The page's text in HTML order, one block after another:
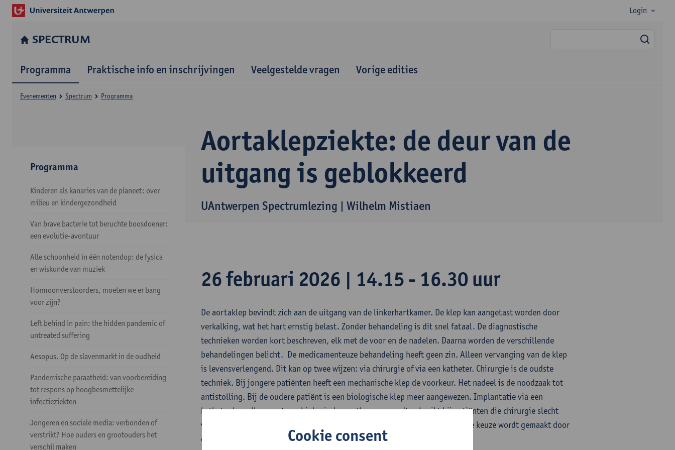
Login
SPECTRUM
Programma Praktische info en inschrijvingen Veelgestelde vragen Vorige edities
Aortaklepziekte: de deur van de
uitgang is geblokkeerd
UAntwerpen Spectrumlezing | Wilhelm Mistiaen
Evenementen Spectrum Programma
Programma
Kinderen als kanaries van de planeet: over
milieu en kindergezondheid
Van brave bacterie tot beruchte boosdoener:
een evolutie-avontuur
Alle schoonheid in één notendop: de fysica
en wiskunde van muziek
Hormoonverstoorders, moeten we er bang
voor zijn?
Left behind in pain: the hidden pandemic of
untreated suffering
Aesopus. Op de slavenmarkt in de oudheid
Pandemische paraatheid: van voorbereiding
tot respons op hoogbesmettelijke
infectieziekten
Jongeren en sociale media: verbonden of
verstrikt? Hoe ouders en grootouders het
verschil maken
26 februari 2026 | 14.15 - 16.30 uur
De aortaklep bevindt zich aan de uitgang van de linkerhartkamer. De klep kan aangetast worden door
verkalking, wat het hart ernstig belast. Zonder behandeling is dit snel fataal. De diagnostische
technieken worden kort beschreven, elk met de voor en de nadelen. Daarna worden de verschillende
behandelingen belicht. De medicamenteuze behandeling heeft geen zin. Alleen vervanging van de klep
is levensverlengend. Dit kan op twee wijzen: via chirurgie of via een katheter. Chirurgie is de oudste
techniek. Bij jongere patiënten heeft een mechanische klep de voorkeur. Het nadeel is de noodzaak tot
antistolling. Bij de oudere patiënt is een biologische klep meer aangewezen. Implantatie via een
katheter kan alleen met een biologische prothese en wordt gebruikt bij patiënten die chirurgie slecht
verdragen. Dat zijn vaak oudere patiënten met bijkomende aandoeningen. De keuze wordt gemaakt door
een hart team.
Cookie consent